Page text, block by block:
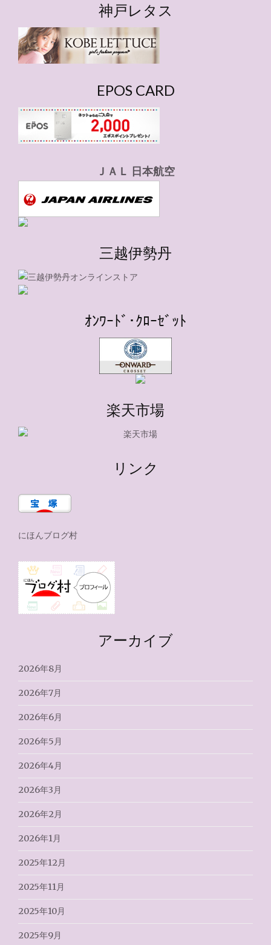
ー
神戸レタス
EPOS CARD
ＪＡＬ 日本航空
三越伊勢丹
ｵﾝﾜｰﾄﾞ･ｸﾛｰｾﾞｯﾄ
楽天市場
リンク
にほんブログ村
アーカイブ
2026年8月
2026年7月
2026年6月
2026年5月
2026年4月
2026年3月
2026年2月
2026年1月
2025年12月
2025年11月
2025年10月
2025年9月